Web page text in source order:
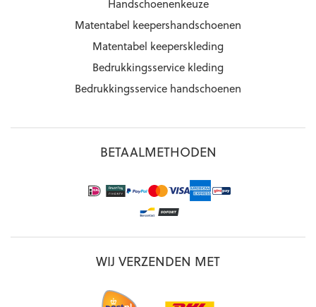
Handschoenenkeuze
Matentabel keepershandschoenen
Matentabel keeperskleding
Bedrukkingsservice kleding
Bedrukkingsservice handschoenen
BETAALMETHODEN
WIJ VERZENDEN MET